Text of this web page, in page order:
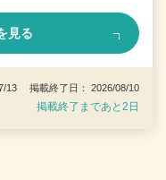
見る
13 掲載終了日： 2026/08/10
掲載終了まであと2日